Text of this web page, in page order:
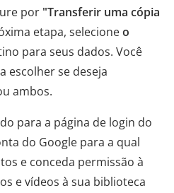
por "Transferir uma cópia
etapa, selecioneo
para seus dados. Você
escolher se deseja
ambos.
para a página de login do
do Google para a qual
e conceda permissão à
e vídeos à sua biblioteca